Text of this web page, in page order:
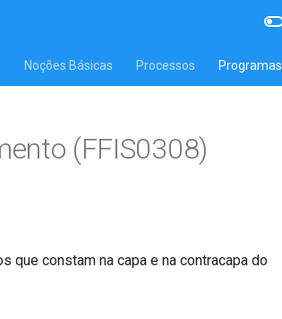
Noções Básicas Processos Programas
(FFIS0308)
que constam na capa e na contracapa do